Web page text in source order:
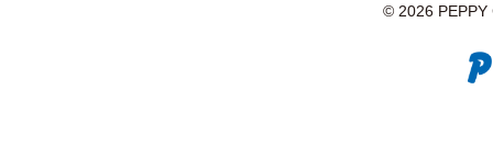
© 2026 PEPPY